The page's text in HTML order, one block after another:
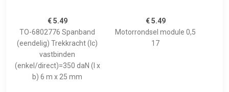
€ 5.49
TO-6802776 Spanband
(eendelig) Trekkracht (lc)
vastbinden
(enkel/direct)=350 daN (l x
b) 6 m x 25 mm
€ 5.49
Motorrondsel module 0,5
17